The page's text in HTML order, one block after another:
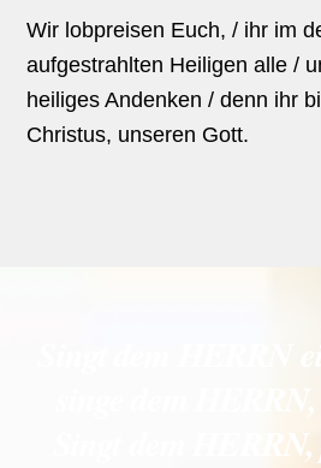
Wir lobpreisen Euch, / ihr im
aufgestrahlten Heiligen alle /
heiliges Andenken / denn ihr
Christus, unseren Gott.
Singt dem HERRN
singe dem
Singt dem